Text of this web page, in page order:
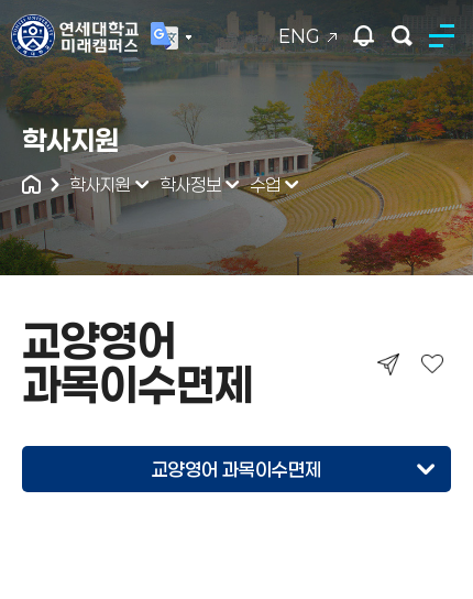
ENG
연세대학교
통합검색
학사지원
학사지원 학사정보 수업
교양영어
과목이수면제
교양영어 과목이수면제